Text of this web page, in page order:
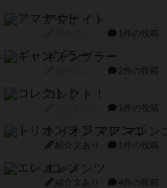
アマナイト
1件の投稿
ギャンブラー
2件の投稿
コレクト！
1件の投稿
トリオンフ ア マレン
紹介文あり 1件の投稿
エレメンツ
紹介文あり 4件の投稿